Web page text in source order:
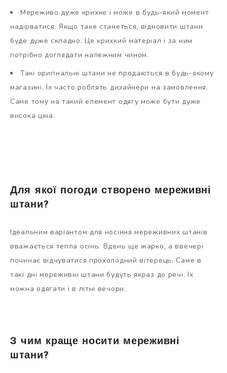
Мереживо дуже крихке і може в будь-який момент
надірватися. Якщо таке станеться, відновити штани
буде дуже складно. Це крихкий матеріал і за ним
потрібно доглядати належним чином.
Такі оригінальні штани не продаються в будь-якому
магазині. Їх часто роблять дизайнери на замовлення.
Саме тому на такий елемент одягу може бути дуже
висока ціна.
Для якої погоди створено мереживні
штани?
Ідеальним варіантом для носіння мереживних штанів
вважається тепла осінь. Вдень ще жарко, а ввечері
починає відчуватися прохолодний вітерець. Саме в
такі дні мереживні штани будуть якраз до речі. Їх
можна одягати і в літні вечори.
З чим краще носити мереживні
штани?